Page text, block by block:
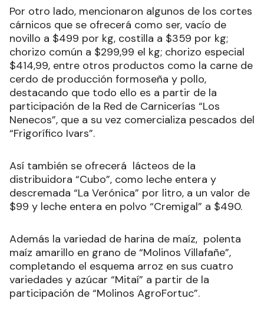
Por otro lado, mencionaron algunos de los cortes
cárnicos que se ofrecerá como ser, vacío de
novillo a $499 por kg, costilla a $359 por kg;
chorizo común a $299,99 el kg; chorizo especial
$414,99, entre otros productos como la carne de
cerdo de producción formoseña y pollo,
destacando que todo ello es a partir de la
participación de la Red de Carnicerías “Los
Nenecos”, que a su vez comercializa pescados del
“Frigorífico Ivars”.
Así también se ofrecerá lácteos de la
distribuidora “Cubo”, como leche entera y
descremada “La Verónica” por litro, a un valor de
$99 y leche entera en polvo “Cremigal” a $490.
Además la variedad de harina de maíz, polenta
maíz amarillo en grano de “Molinos Villafañe”,
completando el esquema arroz en sus cuatro
variedades y azúcar “Mitaí” a partir de la
participación de “Molinos AgroFortuc”.